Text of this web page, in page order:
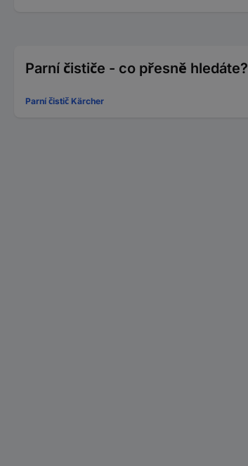
Parní čističe - co přesně hledáte?
Parní čistič Kärcher